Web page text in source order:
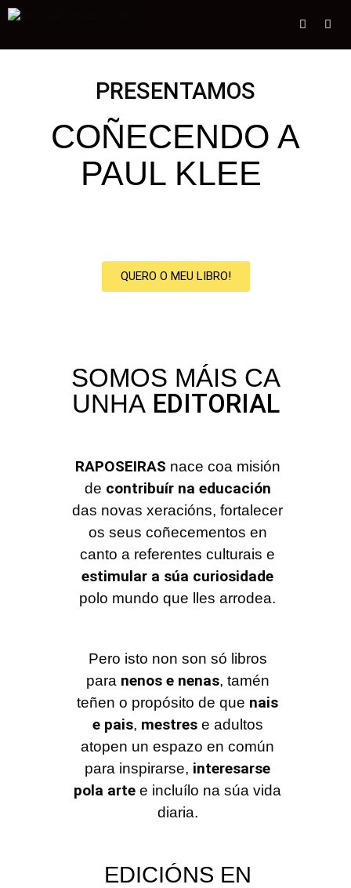
PRESENTAMOS
COÑECENDO A
PAUL KLEE
QUERO O MEU LIBRO!
SOMOS MÁIS CA
UNHA EDITORIAL
RAPOSEIRAS nace coa misión
de contribuír na educación
das novas xeracións, fortalecer
os seus coñecementos en
canto a referentes culturais e
estimular a súa curiosidade
polo mundo que lles arrodea.
Pero isto non son só libros
para nenos e nenas, tamén
teñen o propósito de que nais
e pais, mestrese adultos
atopen un espazo en común
para inspirarse, interesarse
pola arte e incluílo na súa vida
diaria.
EDICIÓNS EN